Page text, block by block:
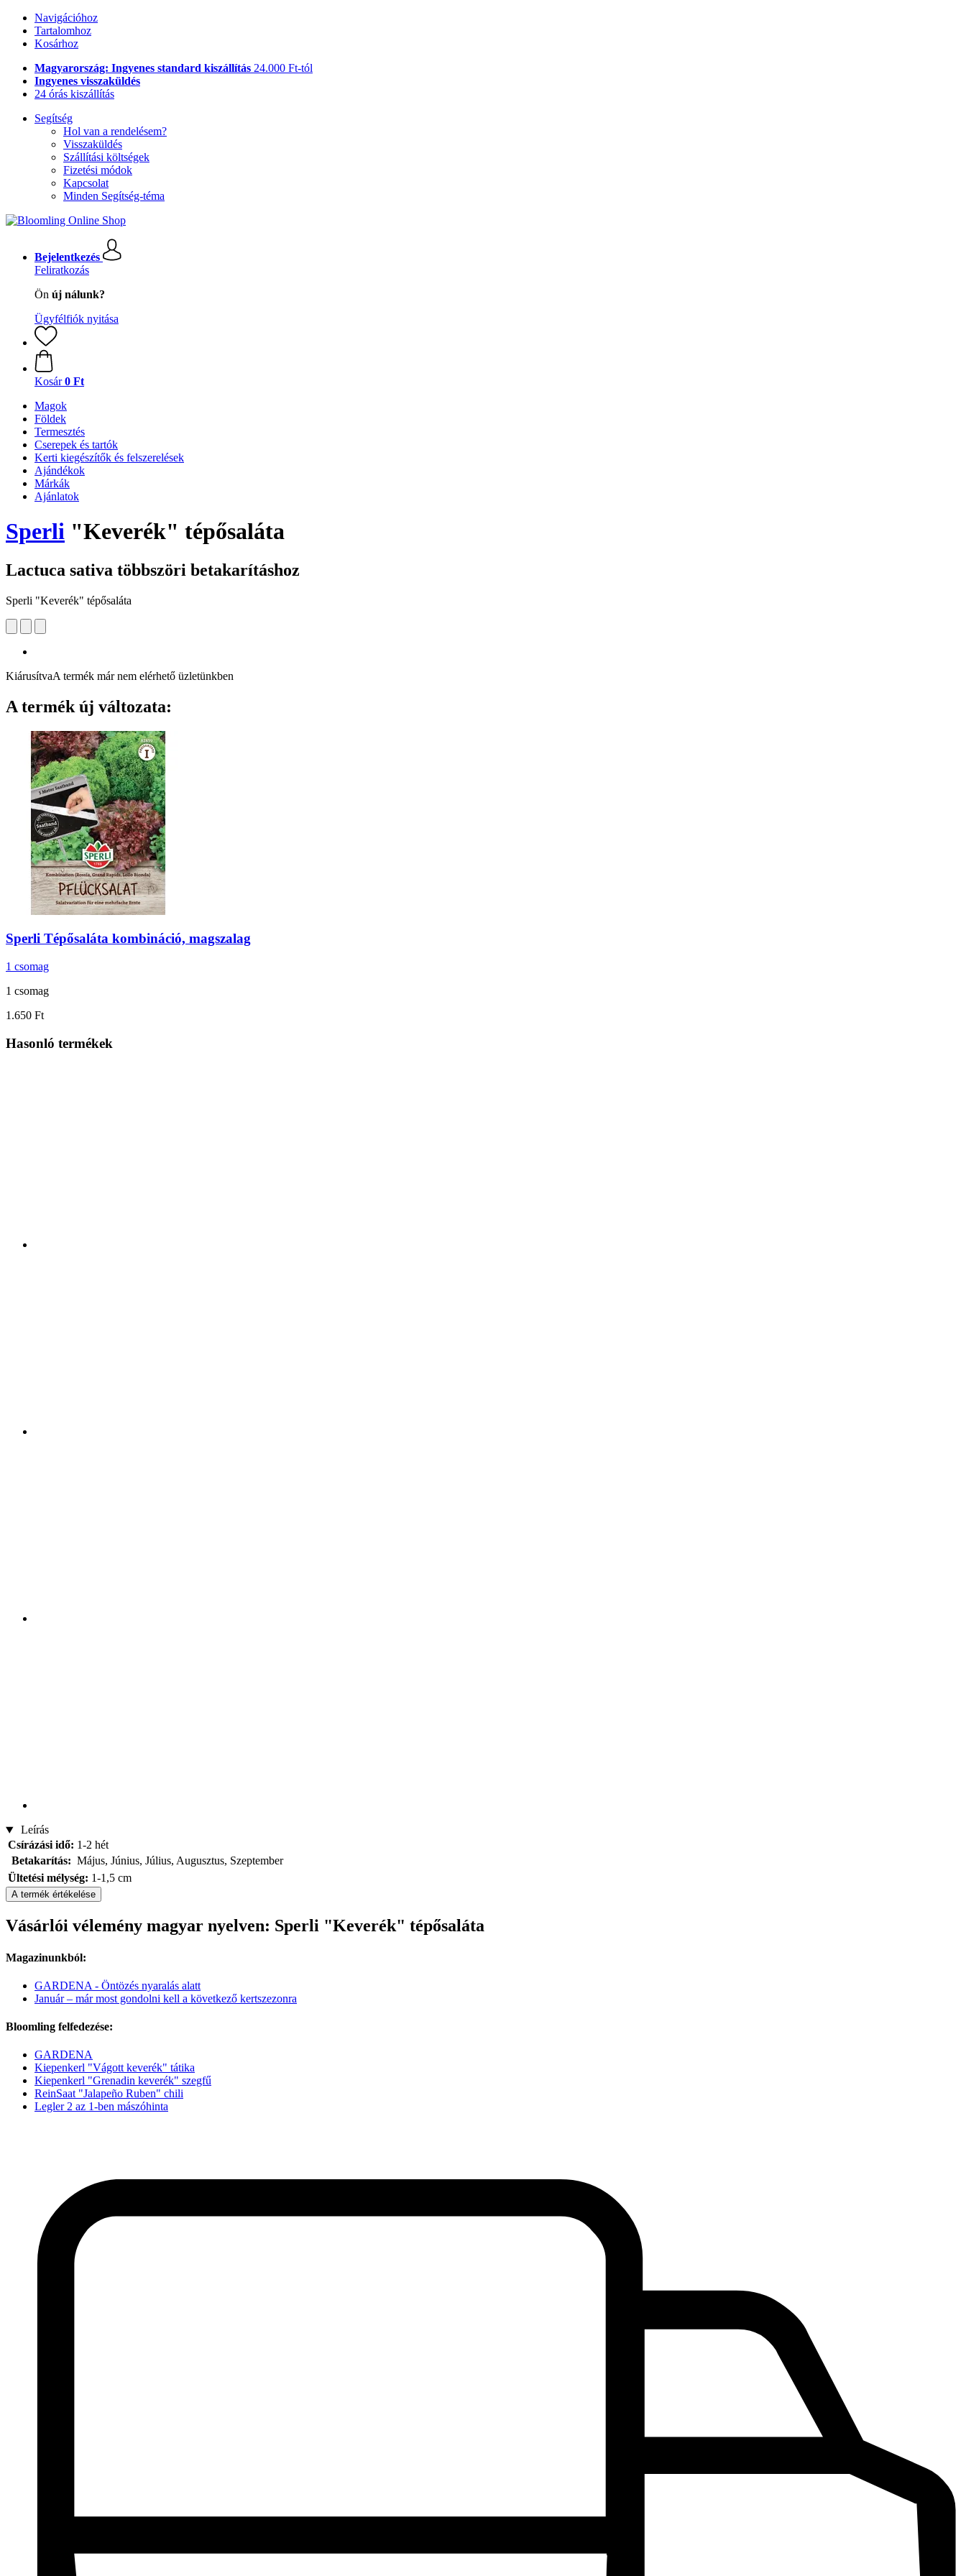
Navigációhoz
Tartalomhoz
Kosárhoz
Magyarország: Ingyenes standard kiszállítás 24.000 Ft-tól
Ingyenes visszaküldés
24 órás kiszállítás
Segítség
Hol van a rendelésem?
Visszaküldés
Szállítási költségek
Fizetési módok
Kapcsolat
Minden Segítség-téma
Bejelentkezés
Feliratkozás
Ön új nálunk?
Ügyfélfiók nyitása
Kosár 0 Ft
Magok
Földek
Termesztés
Cserepek és tartók
Kerti kiegészítők és felszerelések
Ajándékok
Márkák
Ajánlatok
Sperli "Keverék" tépősaláta
Lactuca sativa többszöri betakarításhoz
Sperli "Keverék" tépősaláta
KiárusítvaA termék már nem elérhető üzletünkben
A termék új változata:
Sperli Tépősaláta kombináció, magszalag
1 csomag
1 csomag
1.650 Ft
Hasonló termékek
Leírás
Csírázási idő: 1-2 hét
Betakarítás: Május, Június, Július, Augusztus, Szeptember
Ültetési mélység: 1-1,5 cm
A termék értékelése
Vásárlói vélemény magyar nyelven: Sperli "Keverék" tépősaláta
Magazinunkból:
GARDENA - Öntözés nyaralás alatt
Január – már most gondolni kell a következő kertszezonra
Bloomling felfedezése:
GARDENA
Kiepenkerl "Vágott keverék" tátika
Kiepenkerl "Grenadin keverék" szegfű
ReinSaat "Jalapeño Ruben" chili
Legler 2 az 1-ben mászóhinta